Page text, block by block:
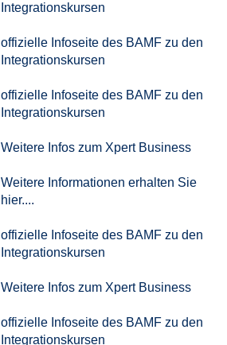
Integrationskursen
offizielle Infoseite des BAMF zu den
Integrationskursen
offizielle Infoseite des BAMF zu den
Integrationskursen
Weitere Infos zum Xpert Business
Weitere Informationen erhalten Sie
hier....
offizielle Infoseite des BAMF zu den
Integrationskursen
Weitere Infos zum Xpert Business
offizielle Infoseite des BAMF zu den
Integrationskursen